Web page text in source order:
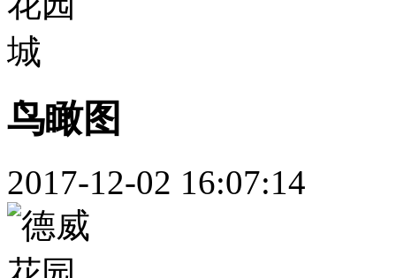
鸟瞰图
2017-12-02 16:07:14